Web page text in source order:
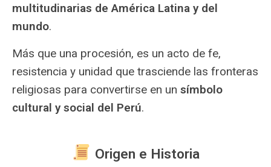
multitudinarias de América Latina y del
mundo.
Más que una procesión, es un acto de fe,
resistencia y unidad que trasciende las fronteras
religiosas para convertirse en un símbolo
cultural y social del Perú.
Origen e Historia